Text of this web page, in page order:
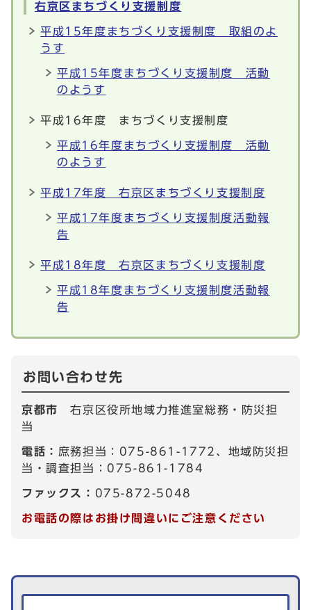
右京区まちづくり支援制度
平成15年度まちづくり支援制度 取組のよ
うす
平成15年度まちづくり支援制度 活動
のようす
平成16年度 まちづくり支援制度
平成16年度まちづくり支援制度 活動
のようす
平成17年度 右京区まちづくり支援制度
平成17年度まちづくり支援制度活動報
告
平成18年度 右京区まちづくり支援制度
平成18年度まちづくり支援制度活動報
告
お問い合わせ先
京都市右京区役所地域力推進室総務・防災担
当
電話： 庶務担当：075-861-1772、地域防災担
当・調査担当：075-861-1784
ファックス： 075-872-5048
お電話の際はお掛け間違いにご注意ください
生活情報を探す